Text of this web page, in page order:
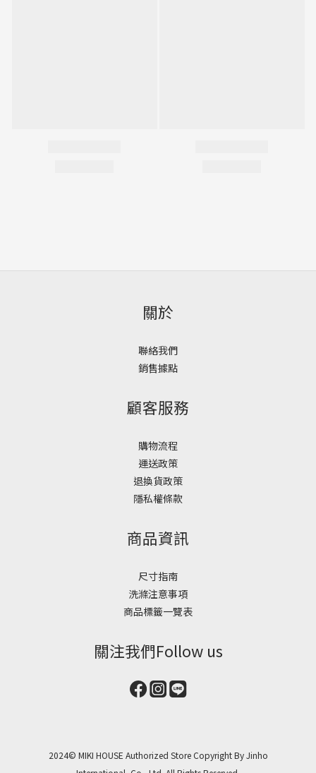
關於
聯絡我們
銷售據點
顧客服務
購物流程
運送政策
退換貨政策
隱私權條款
商品資訊
尺寸指南
洗滌注意事項
商品標籤一覽表
關注我們Follow us
2024© MIKI HOUSE Authorized Store Copyright By Jinho